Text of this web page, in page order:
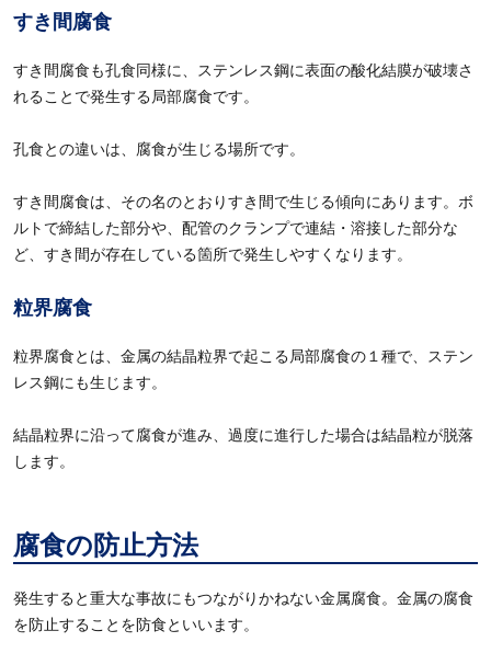
すき間腐食
すき間腐食も孔食同様に、ステンレス鋼に表面の酸化結膜が破壊さ
れることで発生する局部腐食です。
孔食との違いは、腐食が生じる場所です。
すき間腐食は、その名のとおりすき間で生じる傾向にあります。ボ
ルトで締結した部分や、配管のクランプで連結・溶接した部分な
ど、すき間が存在している箇所で発生しやすくなります。
粒界腐食
粒界腐食とは、金属の結晶粒界で起こる局部腐食の１種で、ステン
レス鋼にも生じます。
結晶粒界に沿って腐食が進み、過度に進行した場合は結晶粒が脱落
します。
腐食の防止方法
発生すると重大な事故にもつながりかねない金属腐食。金属の腐食
を防止することを防食といいます。